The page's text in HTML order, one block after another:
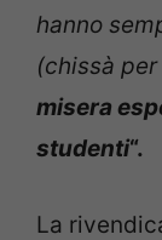
hanno
(chissà
misera
studenti“.
La